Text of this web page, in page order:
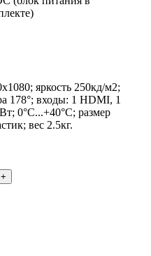
яркость 250кд/м2;
178°; входы: 1 HDMI, 1
0°C...+40°C; размер
вес 2.5кг.
+